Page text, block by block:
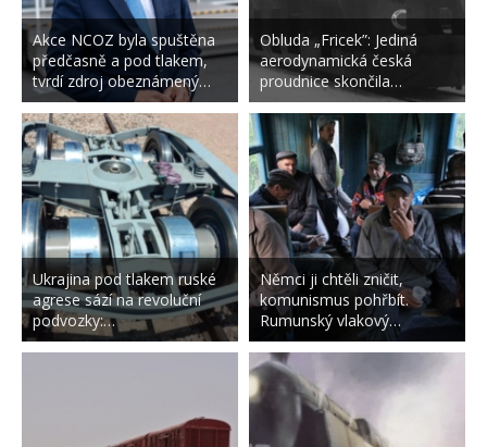
Akce NCOZ byla spuštěna
předčasně a pod tlakem,
tvrdí zdroj obeznámený…
Ukrajina pod tlakem ruské
agrese sází na revoluční
podvozky:…
Obluda „Fricek”: Jediná
aerodynamická česká
proudnice skončila…
Němci ji chtěli zničit,
komunismus pohřbít.
Rumunský vlakový…